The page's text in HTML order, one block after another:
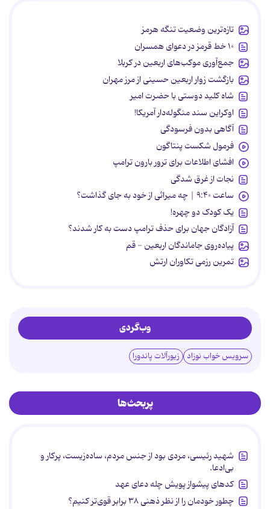
تازه‌ترین وضعیت تنگه هرمز
۱۰ خط قرمز در دعوای همسران
جمع‌آوری موکب‌های اربعین در کربلا
بازگشت زوار اربعین حسینی از مرز مهران
شاه کلید دوستی با حضرت امیر
اوکراین سند منگوله‌دار آمریکا!
آگاهی بدون فرسودگی
فرمول شکست پنتاگون
افشای اطلاعات برای ترور بارون ترامپ
نجات از غرق شدگی
ساعت ۹:۴۰ | چه میراثی از خود به جای گذاشت؟
یک کودک دو چهره!
آزادگان جهان برای حذف ترامپ دست به کار شدند؟
پیاده‌روی جاماندگان اربعین - قم
تمرین رزمی تکاوران ارتش
وب‌گردی
سرویس خواب نوزاد زیورآلات پاندورا
پربحث‌ها
شهید رئیسی، مردی بود از جنس مردم، ساده‌زیست، پرکار و
بی‌ادعا.
کدهای پیشواز پویش چله دعای عهد
چطور خودمان را از نظر ذهنی ۳۸ برابر قوی‌تر کنیم؟